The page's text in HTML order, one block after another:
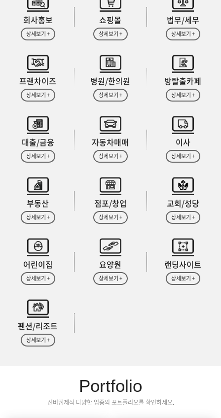
회사홍보
상세보기 +
쇼핑몰
상세보기 +
법무/세무
상세보기 +
프랜차이즈
상세보기 +
병원/한의원
상세보기 +
방탈출카페
상세보기 +
대출/금융
상세보기 +
자동차매매
상세보기 +
이사
상세보기 +
부동산
상세보기 +
점포/창업
상세보기 +
교회/성당
상세보기 +
어린이집
상세보기 +
요양원
상세보기 +
랜딩사이트
상세보기 +
펜션/리조트
상세보기 +
Portfolio
신비웹제작 다양한 업종의 포트폴리오를 확인하세요.